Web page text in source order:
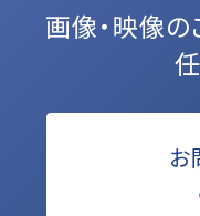
画像・映像の
お